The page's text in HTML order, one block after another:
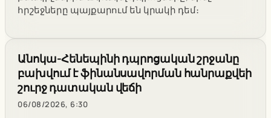
հրշեջները պայքարում են կրակի դեմ։
Անոկա-Հենեպինի դպրոցական շրջանը
բախվում է ֆինանսավորման հանրաքվեի
շուրջ դատական վեճի
06/08/2026, 6:30